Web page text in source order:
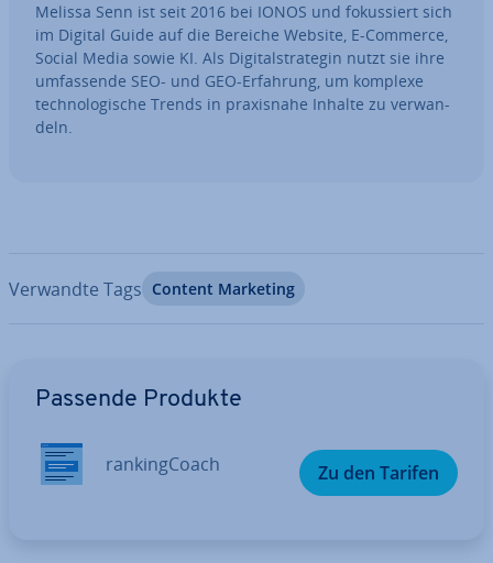
Melissa Senn ist seit 2016 bei IONOS und fo­kus­siert sich
im Digital Guide auf die Bereiche Website, E-Commerce,
Social Media sowie KI. Als Di­gi­tal­stra­te­gin nutzt sie ihre
um­fas­sen­de SEO- und GEO-Erfahrung, um komplexe
tech­no­lo­gi­sche Trends in pra­xis­na­he Inhalte zu ver­wan­
deln.
Verwandte Tags Content Marketing
Passende Produkte
ran­king­Coach Zu den Tarifen